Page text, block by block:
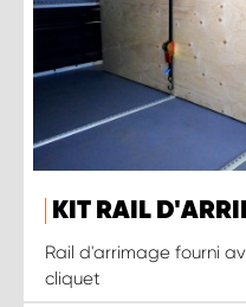
KIT RAIL
Rail d'arrimage fourni
cliquet